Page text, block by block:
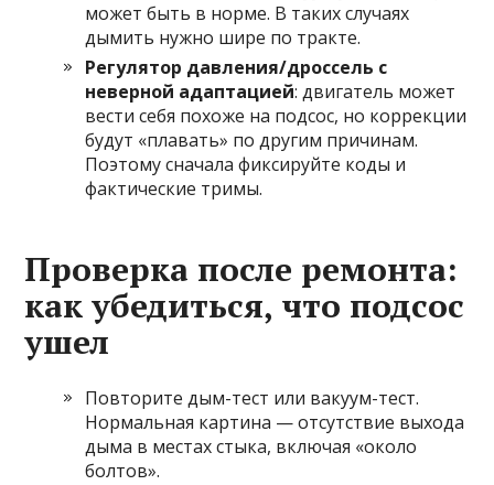
может быть в норме. В таких случаях
дымить нужно шире по трактe.
Регулятор давления/дроссель с
неверной адаптацией: двигатель может
вести себя похоже на подсос, но коррекции
будут «плавать» по другим причинам.
Поэтому сначала фиксируйте коды и
фактические тримы.
Проверка после ремонта:
как убедиться, что подсос
ушел
Повторите дым-тест или вакуум-тест.
Нормальная картина — отсутствие выхода
дыма в местах стыка, включая «около
болтов».